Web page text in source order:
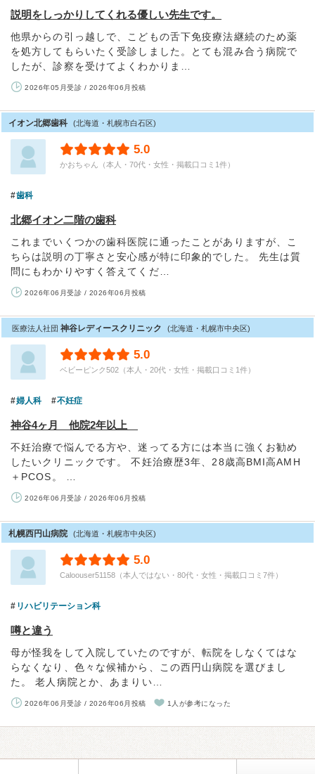
説明をしっかりしてくれる優しい先生です。
他県からの引っ越しで、こどもの舌下免疫療法継続のため薬
を処方してもらいたく受診しました。とても混み合う病院で
したが、診察を受けてよくわかりま…
2026年05月受診 / 2026年06月投稿
イオン北郷歯科 (北海道・札幌市白石区)
5.0
かおちゃん（本人・70代・女性・掲載口コミ1件）
歯科
北郷イオン二階の歯科
これまでいくつかの歯科医院に通ったことがありますが、こ
ちらは説明の丁寧さと安心感が特に印象的でした。 先生は質
問にもわかりやすく答えてくだ…
2026年06月受診 / 2026年06月投稿
医療法人社団 神谷レディースクリニック (北海道・札幌市中央区)
5.0
ベビーピンク502（本人・20代・女性・掲載口コミ1件）
婦人科 不妊症
神谷4ヶ月 他院2年以上
不妊治療で悩んでる方や、迷ってる方には本当に強くお勧め
したいクリニックです。 不妊治療歴3年、28歳高BMI高AMH
＋PCOS。 …
2026年06月受診 / 2026年06月投稿
札幌西円山病院 (北海道・札幌市中央区)
5.0
Caloouser51158（本人ではない・80代・女性・掲載口コミ7件）
リハビリテーション科
噂と違う
母が怪我をして入院していたのですが、転院をしなくてはな
らなくなり、色々な候補から、この西円山病院を選びまし
た。 老人病院とか、あまりい…
2026年06月受診 / 2026年06月投稿 1人が参考になった